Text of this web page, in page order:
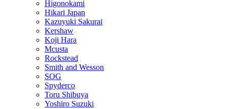
Higonokami
Hikari Japan
Kazuyuki Sakurai
Kershaw
Koji Hara
Mcusta
Rockstead
Smith and Wesson
SOG
Spyderco
Toru Shibuya
Yoshiro Suzuki